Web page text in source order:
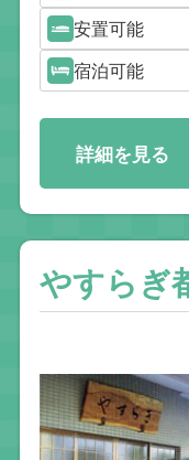
安置可能
宿泊可能
詳細を見る
やすらぎ